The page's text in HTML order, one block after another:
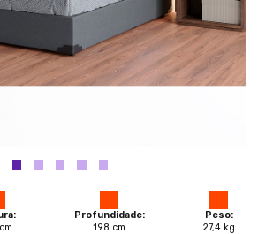
cm
Profundidade:
198 cm
Peso:
27,4 kg